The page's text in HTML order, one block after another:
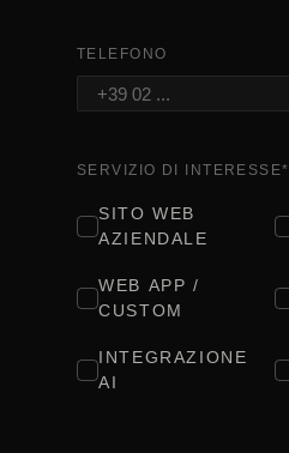
TELEFONO
SERVIZIO DI INTERESSE*
SITO WEB
AZIENDALE
WEB APP /
CUSTOM
INTEGRAZIONE
AI